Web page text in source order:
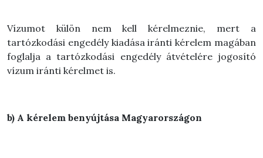
Vízumot külön nem kell kérelmeznie, mert a
tartózkodási engedély kiadása iránti kérelem magában
foglalja a tartózkodási engedély átvételére jogosító
vízum iránti kérelmet is.
b) A kérelem benyújtása Magyarországon